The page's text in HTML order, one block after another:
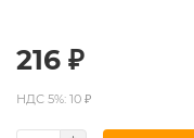
216 ₽
НДС 5%: 10 ₽